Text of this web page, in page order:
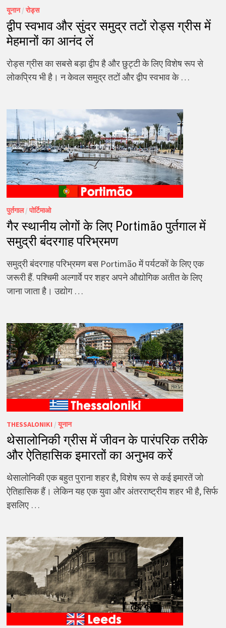
यूनान/रोड्स
द्वीप स्वभाव और सुंदर समुद्र तटों रोड्स ग्रीस में
मेहमानों का आनंद लें
रोड्स ग्रीस का सबसे बड़ा द्वीप है और छुट्टी के लिए विशेष रूप से
लोकप्रिय भी है। न केवल समुद्र तटों और द्वीप स्वभाव के …
पुर्तगाल/पोर्टिमाओ
गैर स्थानीय लोगों के लिए Portimão पुर्तगाल में
समुद्री बंदरगाह परिभ्रमण
समुद्री बंदरगाह परिभ्रमण बस Portimão में पर्यटकों के लिए एक
जरूरी हैं. पश्चिमी अल्गार्वे पर शहर अपने औद्योगिक अतीत के लिए
जाना जाता है। उद्योग …
THESSALONIKI /यूनान
थेसालोनिकी ग्रीस में जीवन के पारंपरिक तरीके
और ऐतिहासिक इमारतों का अनुभव करें
थेसालोनिकी एक बहुत पुराना शहर है, विशेष रूप से कई इमारतें जो
ऐतिहासिक हैं। लेकिन यह एक युवा और अंतरराष्ट्रीय शहर भी है, सिर्फ
इसलिए …